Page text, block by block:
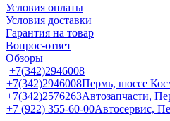
Условия оплаты
Условия доставки
Гарантия на товар
Вопрос-ответ
Обзоры
+7(342)2946008
+7(342)2946008Пермь, шоссе
+7(342)2576263Автозапчасти,
+7 (922) 355-60-00Автосервис,